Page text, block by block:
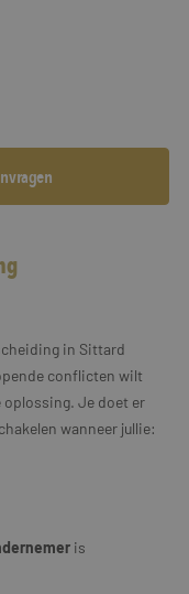
in Sittard
conflicten wilt
Je doet er
wanneer jullie:
is